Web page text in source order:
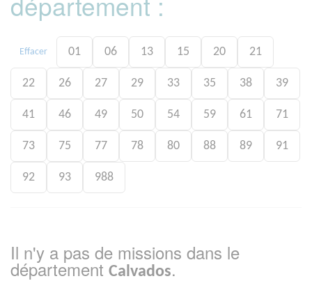
Effacer 01 06 13 15 20 21
22 26 27 29 33 35 38 39
41 46 49 50 54 59 61 71
73 75 77 78 80 88 89 91
92 93 988
Il n'y a pas de missions dans le
département Calvados.